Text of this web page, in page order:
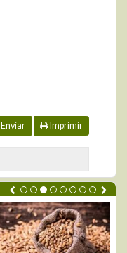
Enviar Imprimir